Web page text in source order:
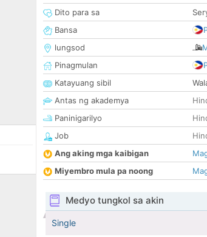
Dito para sa
Bansa
lungsod
Pinagmulan
Katayuang sibil
Antas ng akademya
Paninigarilyo
Job
Ang aking mga kaibigan
Miyembro mula pa noong
Medyo tungkol sa akin
Single